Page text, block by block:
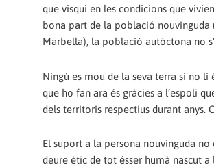
que visqui en les condicions que
bona part de la població nouvinguda
Marbella), la població autòctona no
Ningú es mou de la seva terra si no li
que ho fan ara és gràcies a l’espoli
dels territoris respectius durant anys.
El suport a la persona nouvinguda
deure ètic de tot ésser humà nascut